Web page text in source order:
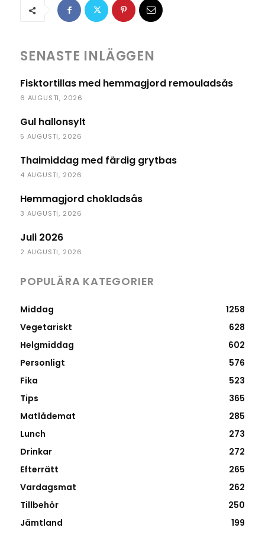
SENASTE INLÄGGEN
Fisktortillas med hemmagjord remouladsås
6 AUGUSTI, 2026
Gul hallonsylt
5 AUGUSTI, 2026
Thaimiddag med färdig grytbas
4 AUGUSTI, 2026
Hemmagjord chokladsås
3 AUGUSTI, 2026
Juli 2026
2 AUGUSTI, 2026
POPULÄRA KATEGORIER
Middag
1258
Vegetariskt
628
Helgmiddag
602
Personligt
576
Fika
523
Tips
365
Matlådemat
285
Lunch
273
Drinkar
272
Efterrätt
265
Vardagsmat
262
Tillbehör
250
Jämtland
199